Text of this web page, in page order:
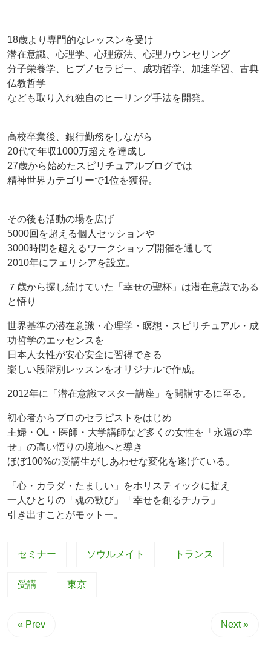
18歳より専門的なレッスンを受け
潜在意識、心理学、心理療法、心理カウンセリング
分子栄養学、ヒプノセラピー、成功哲学、加速学習、古典
仏教哲学
なども取り入れ独自のヒーリング手法を開発。
高校卒業後、銀行勤務をしながら
20代で年収1000万超えを達成し
27歳から始めたスピリチュアルブログでは
精神世界カテゴリーで1位を獲得。
その後も活動の場を広げ
5000回を超える個人セッションや
3000時間を超えるワークショップ開催を通して
2010年にフェリシアを設立。
７歳から探し続けていた「幸せの聖杯」は潜在意識である
と悟り
世界基準の潜在意識・心理学・瞑想・スピリチュアル・成
功哲学のエッセンスを
日本人女性が安心安全に習得できる
楽しい段階別レッスンをオリジナルで作成。
2012年に「潜在意識マスター講座」を開講するに至る。
初心者からプロのセラピストをはじめ
主婦・OL・医師・大学講師など多くの女性を「永遠の幸
せ」の高い悟りの境地へと導き
ほぼ100%の受講生がしあわせな変化を遂げている。
「心・カラダ・たましい」をホリスティックに捉え
一人ひとりの「魂の歓び」「幸せを創るチカラ」
引き出すことがモットー。
セミナー ソウルメイト トランス
受講 東京
« Prev Next »